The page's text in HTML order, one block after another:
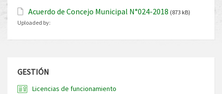
Acuerdo de Concejo Municipal N°024-2018 (873 kB)
Uploaded by:
GESTIÓN
Licencias de funcionamiento